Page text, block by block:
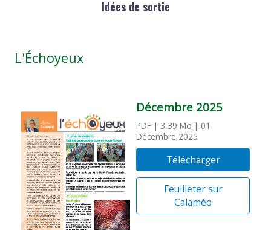
Idées de sortie
L'Échoyeux
Décembre 2025
PDF | 3,39 Mo | 01
Décembre 2025
Télécharger
Feuilleter sur
Calaméo